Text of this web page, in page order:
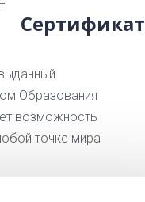
Сертификат
Образования
возможность
точке мира